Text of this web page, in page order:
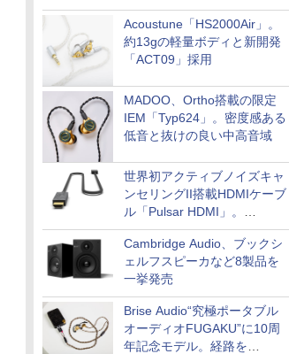
Acoustune「HS2000Air」。
約13gの軽量ボディと新開発
「ACT09」採用
MADOO、Ortho搭載の限定
IEM「Typ624」。密度感ある
低音と抜けの良い中高音域
世界初アクティブノイズキャ
ンセリングII搭載HDMIケーブ
ル「Pulsar HDMI」。
SilentPowerから
Cambridge Audio、ブックシ
ェルフスピーカなど8製品を
一挙発売
Brise Audio“究極ポータブル
オーディオFUGAKU”に10周
年記念モデル。経路を